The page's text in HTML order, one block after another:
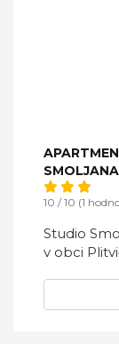
10 / 10 (1
Studio
v obci